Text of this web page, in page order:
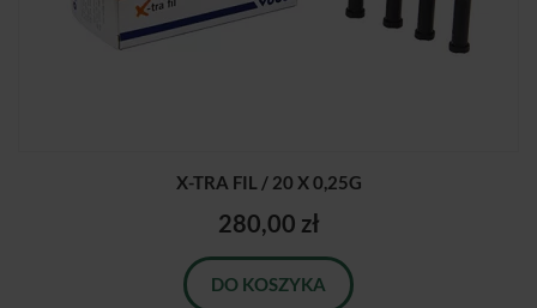
X-TRA FIL / 20 X 0,25G
280,00 zł
DO KOSZYKA